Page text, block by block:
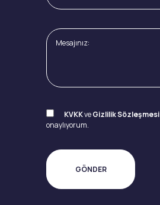
KVKKveGizlilik Sözleşmesi
onaylıyorum.